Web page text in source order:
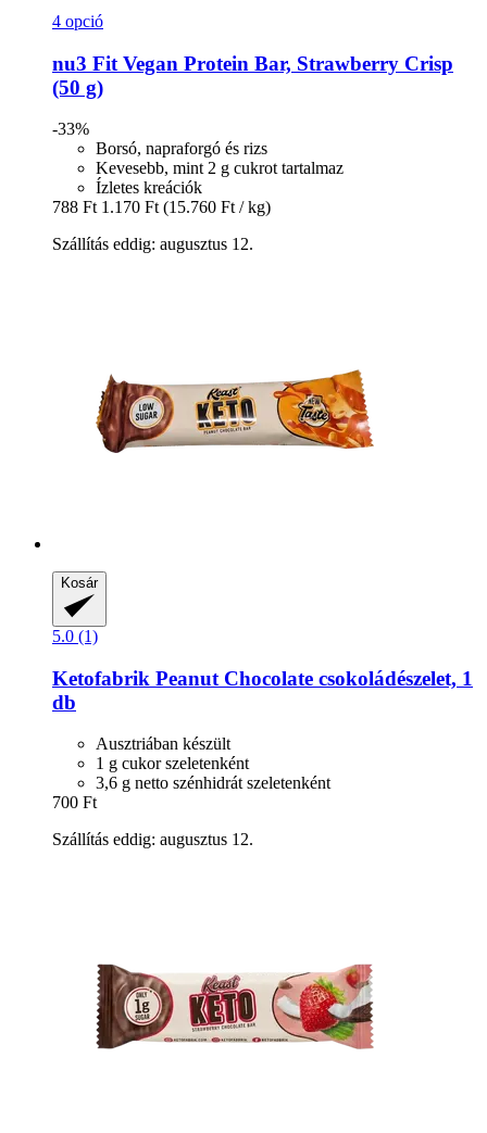
4 opció
nu3 Fit Vegan Protein Bar, Strawberry Crisp
(50 g)
-33%
Borsó, napraforgó és rizs
Kevesebb, mint 2 g cukrot tartalmaz
Ízletes kreációk
788 Ft 1.170 Ft (15.760 Ft / kg)
Szállítás eddig: augusztus 12.
Kosár
5.0 (1)
Ketofabrik Peanut Chocolate csokoládészelet, 1
db
Ausztriában készült
1 g cukor szeletenként
3,6 g netto szénhidrát szeletenként
700 Ft
Szállítás eddig: augusztus 12.